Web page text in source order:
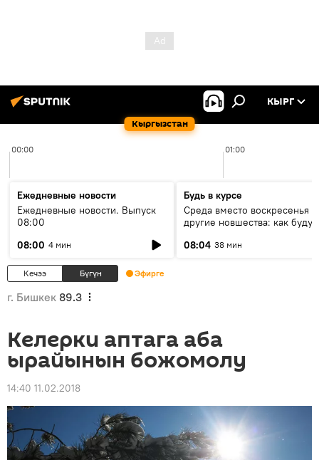
Кыргызстан
КЫРГ
00:00 01:00
Ежедневные новости
Ежедневные новости. Выпуск
08:00
08:00 4 мин
Будь в курсе
Среда вместо воскресенья и
другие новшества: как будут
08:04 38 мин
Кечээ Бүгүн Эфирге
г. Бишкек 89.3
Келерки аптага аба
ырайынын божомолу
14:40 11.02.2018